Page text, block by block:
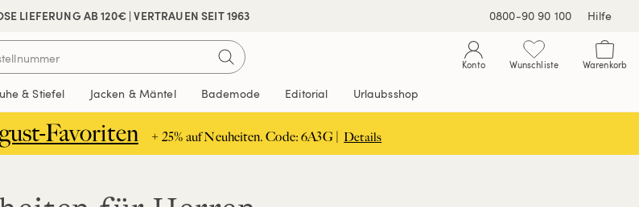
LIEFERUNG AB 120€ | VERTRAUEN SEIT 1963 0800-90 90 100 Hilfe
Konto Wunschliste Warenkorb
& Stiefel Jacken & Mäntel Bademode Editorial Urlaubsshop
Favoriten + 25% auf Neuheiten. Code: 6A3G | Details